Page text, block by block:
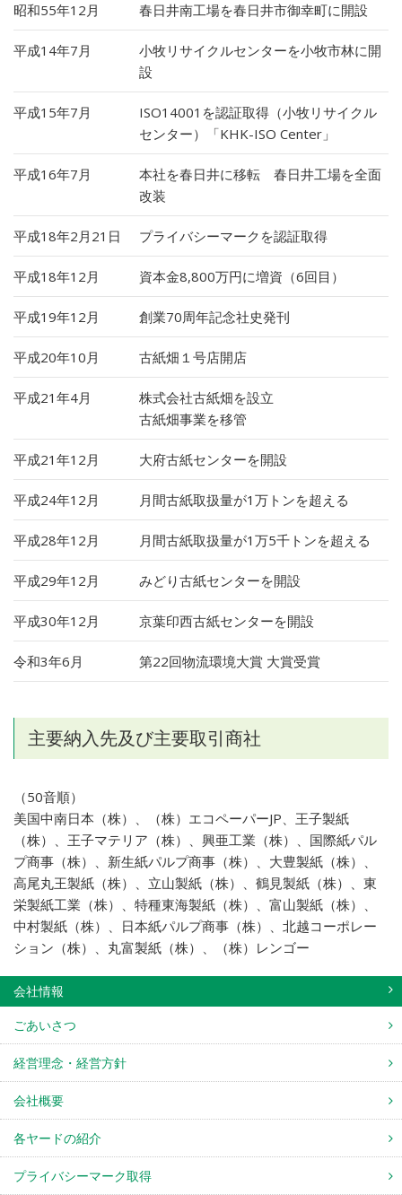
昭和55年12月 春日井南工場を春日井市御幸町に開設
平成14年7月
小牧リサイクルセンターを小牧市林に開
設
平成15年7月
ISO14001を認証取得（小牧リサイクル
センター）「KHK-ISO Center」
平成16年7月
本社を春日井に移転 春日井工場を全面
改装
平成18年2月21日 プライバシーマークを認証取得
平成18年12月 資本金8,800万円に増資（6回目）
平成19年12月 創業70周年記念社史発刊
平成20年10月 古紙畑１号店開店
平成21年4月
株式会社古紙畑を設立
古紙畑事業を移管
平成21年12月 大府古紙センターを開設
平成24年12月 月間古紙取扱量が1万トンを超える
平成28年12月 月間古紙取扱量が1万5千トンを超える
平成29年12月 みどり古紙センターを開設
平成30年12月 京葉印西古紙センターを開設
令和3年6月 第22回物流環境大賞 大賞受賞
主要納入先及び主要取引商社
（50音順）
美国中南日本（株）、（株）エコペーパーJP、王子製紙
（株）、王子マテリア（株）、興亜工業（株）、国際紙パル
プ商事（株）、新生紙パルプ商事（株）、大豊製紙（株）、
高尾丸王製紙（株）、立山製紙（株）、鶴見製紙（株）、東
栄製紙工業（株）、特種東海製紙（株）、富山製紙（株）、
中村製紙（株）、日本紙パルプ商事（株）、北越コーポレー
ション（株）、丸富製紙（株）、（株）レンゴー
会社情報
ごあいさつ
経営理念・経営方針
会社概要
各ヤードの紹介
プライバシーマーク取得